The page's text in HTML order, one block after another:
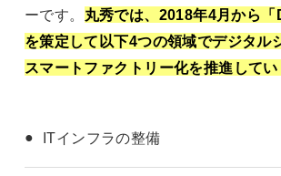
ーです。 丸秀では、2018年4月から「
を策定して以下4つの領域でデジタル
スマートファクトリー化を推進してい
ITインフラの整備